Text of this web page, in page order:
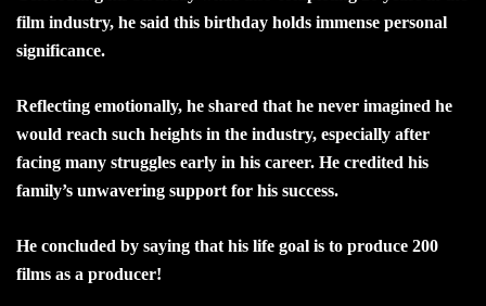
film industry, he said this birthday holds immense personal
significance.
Reflecting emotionally, he shared that he never imagined he
would reach such heights in the industry, especially after
facing many struggles early in his career. He credited his
family’s unwavering support for his success.
He concluded by saying that his life goal is to produce 200
films as a producer!